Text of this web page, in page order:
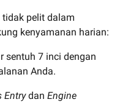
tidak pelit dalam
kenyamanan harian:
sentuh 7 inci dengan
Anda.
Entrydan Engine